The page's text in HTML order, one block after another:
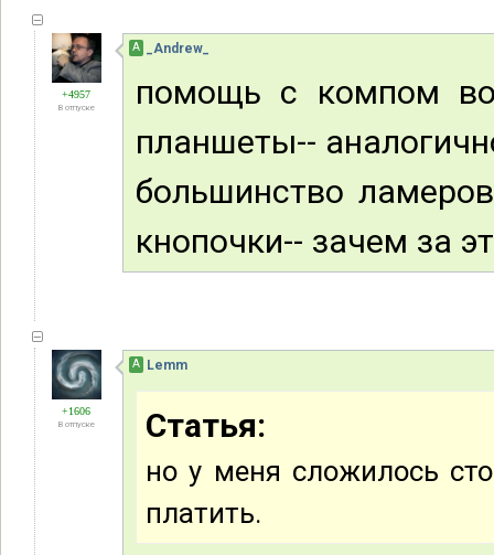
+4957
В отпуске
А _Andrew_
помощь с компом
планшеты--
большинство
кнопочки-- зачем за
+1606
В отпуске
А Lemm
Статья:
но у меня сложилось
платить.